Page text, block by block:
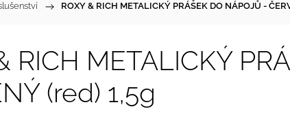
/ ROXY & RICH METALICKÝ PRÁŠEK DO NÁPOJŮ -
RICH METALICKÝ
(red) 1,5g